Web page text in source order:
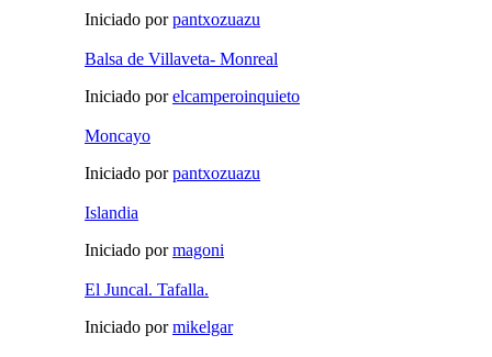
Iniciado porpantxozuazu
Balsa de Villaveta- Monreal
Iniciado porelcamperoinquieto
Moncayo
Iniciado porpantxozuazu
Islandia
Iniciado pormagoni
El Juncal. Tafalla.
Iniciado pormikelgar